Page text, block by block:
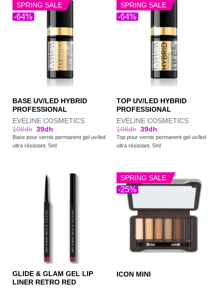
-64%
SPRING SALE
BASE UV/LED HYBRID
PROFESSIONAL
EVELINE COSMETICS
108dh 39dh
Base pour vernis permanent gel uv/led
ultra résistant. 5ml
-64%
SPRING SALE
TOP UV/LED HYBRID
PROFESSIONAL
EVELINE COSMETICS
108dh 39dh
Top pour vernis permanent gel uv/led
ultra résistant. 5ml
GLIDE & GLAM GEL LIP
LINER RETRO RED
-25%
SPRING SALE
ICON MINI